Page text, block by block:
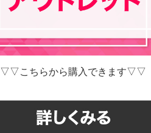
▽▽こちらから購入できます▽▽